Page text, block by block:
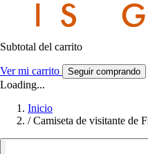
Subtotal del carrito
Ver mi carrito Seguir comprando
Loading...
Inicio
/ Camiseta de visitante de